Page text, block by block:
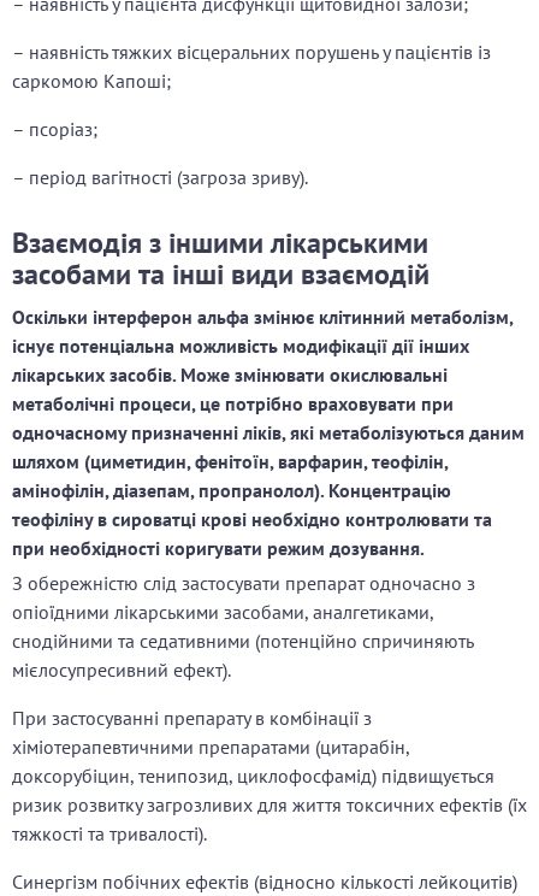
– наявність тяжких вісцеральних порушень у пацієнтів із
саркомою Капоші;
– псоріаз;
– період вагітності (загроза зриву).
Взаємодія з іншими лікарськими
засобами та інші види взаємодій
Оскільки інтерферон альфа змінює клітинний метаболізм,
існує потенціальна можливість модифікації дії інших
лікарських засобів. Може змінювати окислювальні
метаболічні процеси, це потрібно враховувати при
одночасному призначенні ліків, які метаболізуються даним
шляхом (циметидин, фенітоїн, варфарин, теофілін,
амінофілін, діазепам, пропранолол). Концентрацію
теофіліну в сироватці крові необхідно контролювати та
при необхідності коригувати режим дозування.
З обережністю слід застосувати препарат одночасно з
опіоїдними лікарськими засобами, аналгетиками,
снодійними та седативними (потенційно спричиняють
мієлосупресивний ефект).
При застосуванні препарату в комбінації з
хіміотерапевтичними препаратами (цитарабін,
доксорубіцин, тенипозид, циклофосфамід) підвищується
ризик розвитку загрозливих для життя токсичних ефектів (їх
тяжкості та тривалості).
Синергізм побічних ефектів (відносно кількості лейкоцитів)